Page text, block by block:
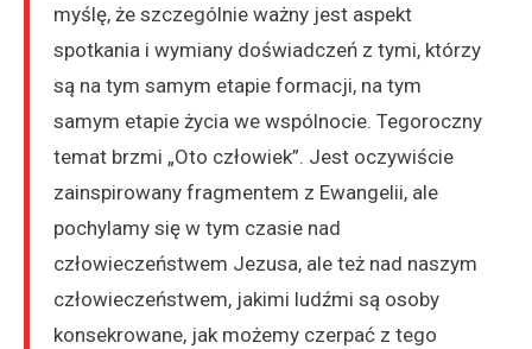
myślę, że szczególnie ważny jest aspekt
spotkania i wymiany doświadczeń z tymi, którzy
są na tym samym etapie formacji, na tym
samym etapie życia we wspólnocie. Tegoroczny
temat brzmi „Oto człowiek”. Jest oczywiście
zainspirowany fragmentem z Ewangelii, ale
pochylamy się w tym czasie nad
człowieczeństwem Jezusa, ale też nad naszym
człowieczeństwem, jakimi ludźmi są osoby
konsekrowane, jak możemy czerpać z tego